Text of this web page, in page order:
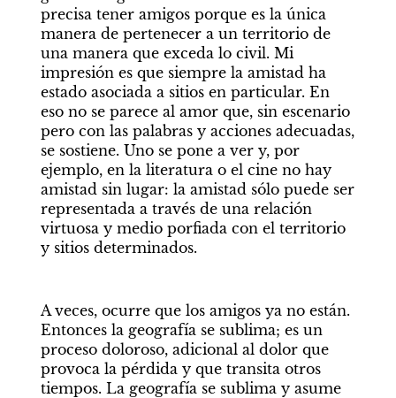
precisa tener amigos porque es la única
manera de pertenecer a un territorio de
una manera que exceda lo civil. Mi
impresión es que siempre la amistad ha
estado asociada a sitios en particular. En
eso no se parece al amor que, sin escenario
pero con las palabras y acciones adecuadas,
se sostiene. Uno se pone a ver y, por
ejemplo, en la literatura o el cine no hay
amistad sin lugar: la amistad sólo puede ser
representada a través de una relación
virtuosa y medio porfiada con el territorio
y sitios determinados.
A veces, ocurre que los amigos ya no están.
Entonces la geografía se sublima; es un
proceso doloroso, adicional al dolor que
provoca la pérdida y que transita otros
tiempos. La geografía se sublima y asume